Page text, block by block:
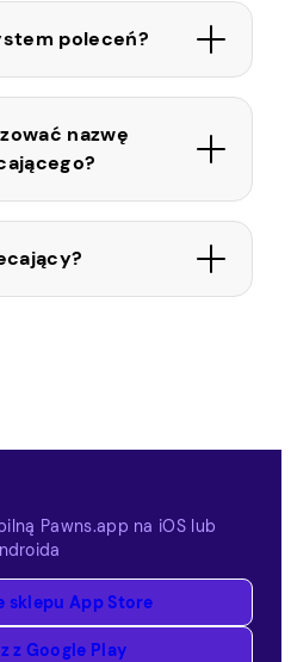
poleceń?
nazwę
Pawns.app na iOS lub
sklepu App Store
z Google Play